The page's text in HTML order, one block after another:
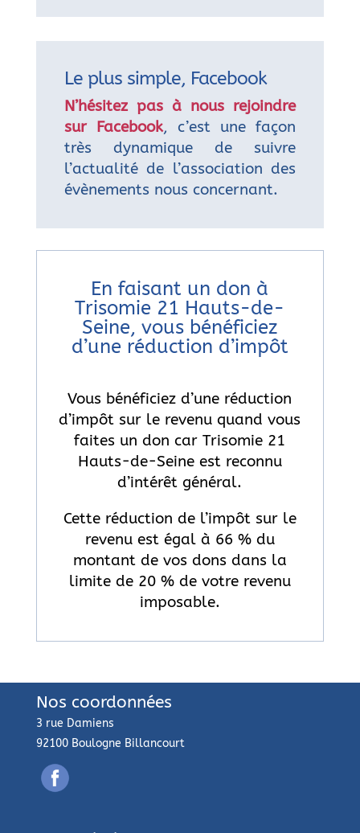
Le plus simple, Facebook
N’hésitez pas à nous rejoindre
sur Facebook, c’est une façon
très dynamique de suivre
l’actualité de l’association des
évènements nous concernant.
En faisant un don à
Trisomie 21 Hauts-de-
Seine, vous bénéficiez
d’une réduction d’impôt
Vous bénéficiez d’une réduction
d’impôt sur le revenu quand vous
faites un don car Trisomie 21
Hauts-de-Seine est reconnu
d’intérêt général.
Cette réduction de l’impôt sur le
revenu est égal à 66 % du
montant de vos dons dans la
limite de 20 % de votre revenu
imposable.
Nos coordonnées
3 rue Damiens
92100 Boulogne Billancourt